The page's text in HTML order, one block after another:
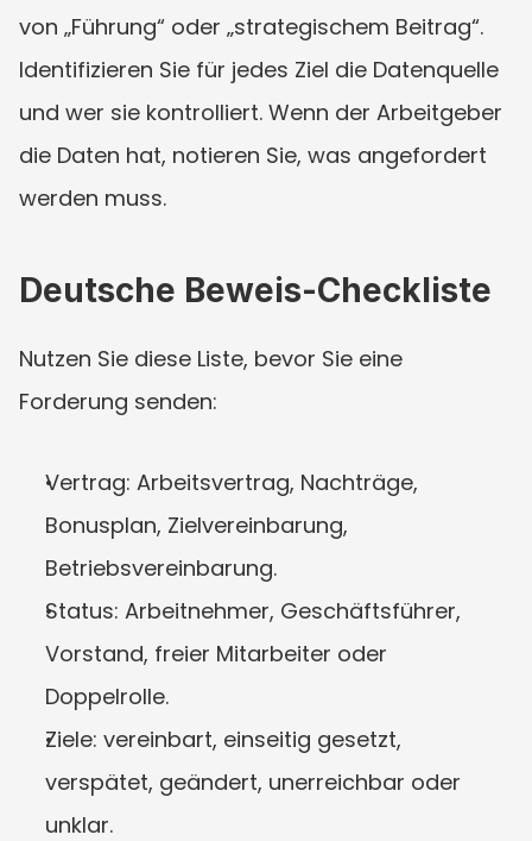
von „Führung“ oder „strategischem Beitrag“.
Identifizieren Sie für jedes Ziel die Datenquelle
und wer sie kontrolliert. Wenn der Arbeitgeber
die Daten hat, notieren Sie, was angefordert
werden muss.
Deutsche Beweis-Checkliste
Nutzen Sie diese Liste, bevor Sie eine
Forderung senden:
Vertrag: Arbeitsvertrag, Nachträge,
Bonusplan, Zielvereinbarung,
Betriebsvereinbarung.
Status: Arbeitnehmer, Geschäftsführer,
Vorstand, freier Mitarbeiter oder
Doppelrolle.
Ziele: vereinbart, einseitig gesetzt,
verspätet, geändert, unerreichbar oder
unklar.